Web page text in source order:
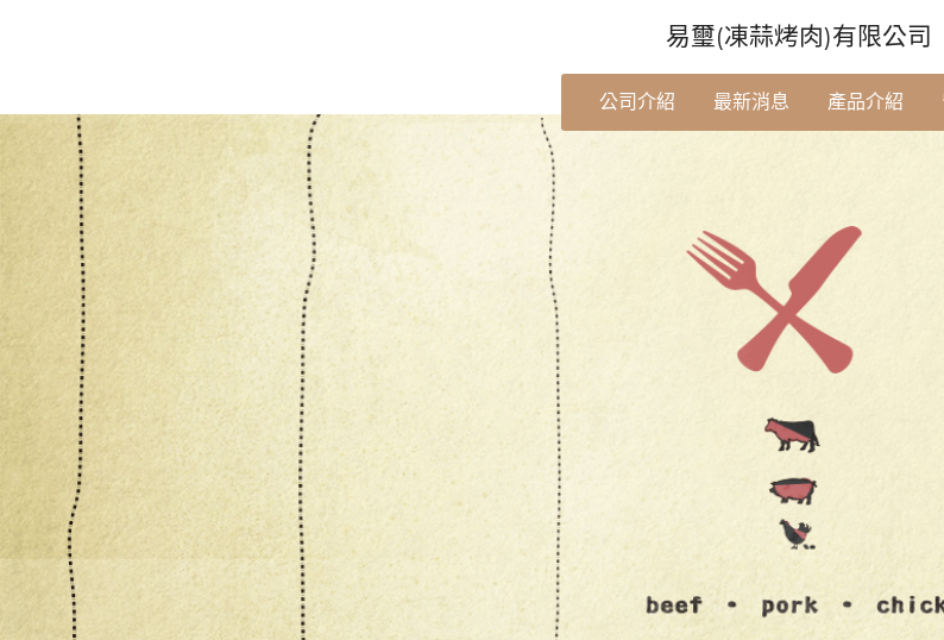
易璽(凍蒜烤肉)有限公司
公司介紹 最新消息 產品介紹